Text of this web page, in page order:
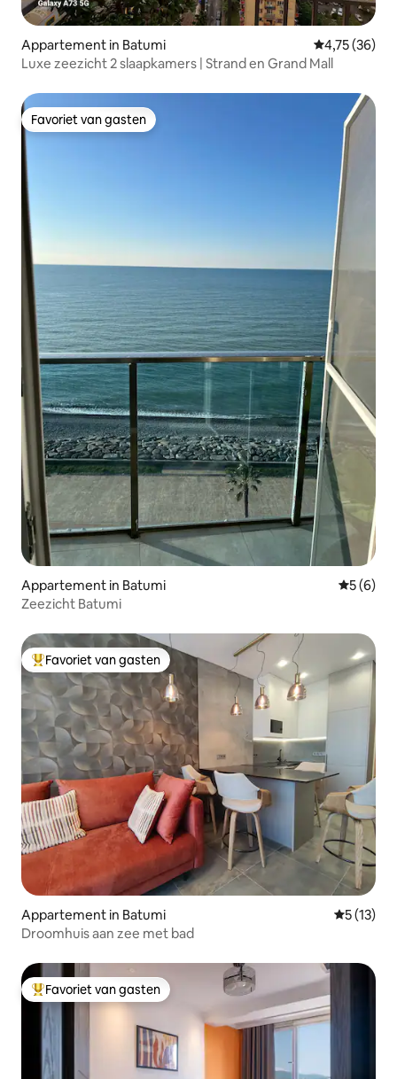
Appartement in Batumi Gemiddelde
4,75 (36)
Luxe zeezicht 2 slaapkamers | Strand en Grand Mall
Favoriet van gasten
Favoriet van gasten
Appartement in Batumi
5 (6)
Zeezicht Batumi
Topfavoriet van gasten
Favoriet van gasten
Appartement in Batumi
5 (13)
Droomhuis aan zee met bad
Topfavoriet van gasten
Favoriet van gasten